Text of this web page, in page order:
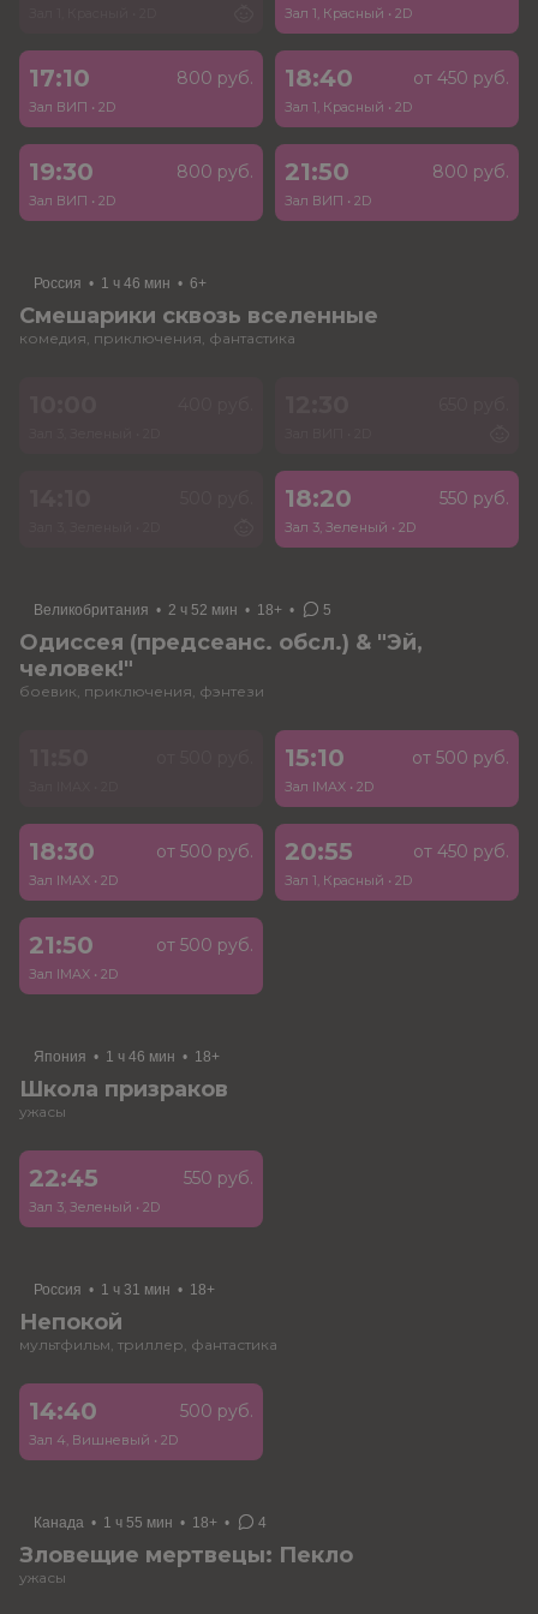
Зал 1, Красный • 2D
17:10 800 руб.
Зал ВИП • 2D
18:40 от 450 руб.
Зал 1, Красный • 2D
19:30 800 руб.
Зал ВИП • 2D
21:50 800 руб.
Зал ВИП • 2D
Россия • 1 ч 46 мин • 6+
Смешарики сквозь вселенные
комедия, приключения, фантастика
18:20 550 руб.
Зал 3, Зеленый • 2D
Великобритания • 2 ч 52 мин • 18+ • 5
Одиссея (предсеанс. обсл.) & "Эй,
человек!"
боевик, приключения, фэнтези
15:10 от 500 руб.
Зал IMAX • 2D
18:30 от 500 руб.
Зал IMAX • 2D
20:55 от 450 руб.
Зал 1, Красный • 2D
21:50 от 500 руб.
Зал IMAX • 2D
Япония • 1 ч 46 мин • 18+
Школа призраков
ужасы
22:45 550 руб.
Зал 3, Зеленый • 2D
Россия • 1 ч 31 мин • 18+
Непокой
мультфильм, триллер, фантастика
14:40 500 руб.
Зал 4, Вишневый • 2D
Канада • 1 ч 55 мин • 18+ • 4
Зловещие мертвецы: Пекло
ужасы